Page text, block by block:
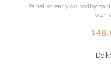
Panel ścienny do
Do